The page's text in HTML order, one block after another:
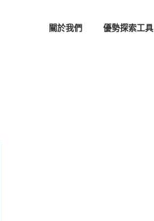
關於我們 優勢探索工具